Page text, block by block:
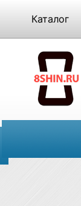
Каталог